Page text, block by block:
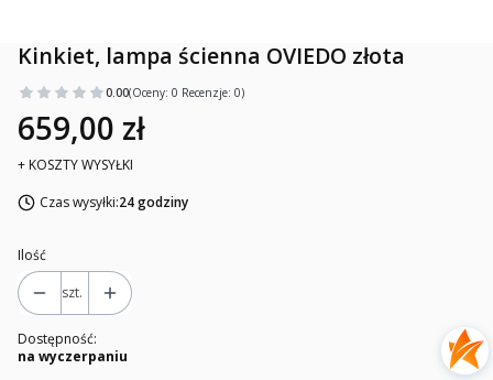
Kinkiet, lampa ścienna OVIEDO złota
0.00(Oceny: 0 Recenzje: 0)
659,00 zł
+ KOSZTY WYSYŁKI
Czas wysyłki:24 godziny
Ilość
szt.
Dostępność:
na wyczerpaniu